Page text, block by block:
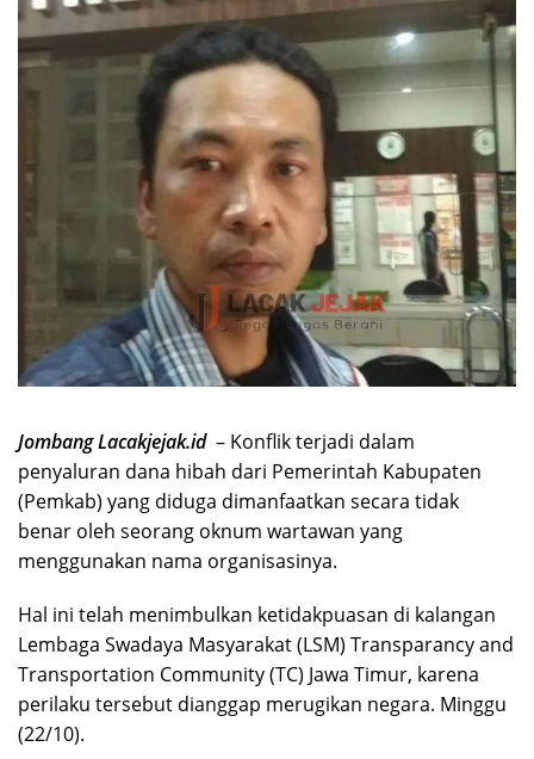
Jombang Lacakjejak.id– Konflik terjadi dalam
penyaluran dana hibah dari Pemerintah Kabupaten
(Pemkab) yang diduga dimanfaatkan secara tidak
benar oleh seorang oknum wartawan yang
menggunakan nama organisasinya.
Hal ini telah menimbulkan ketidakpuasan di kalangan
Lembaga Swadaya Masyarakat (LSM) Transparancy and
Transportation Community (TC) Jawa Timur, karena
perilaku tersebut dianggap merugikan negara. Minggu
(22/10).